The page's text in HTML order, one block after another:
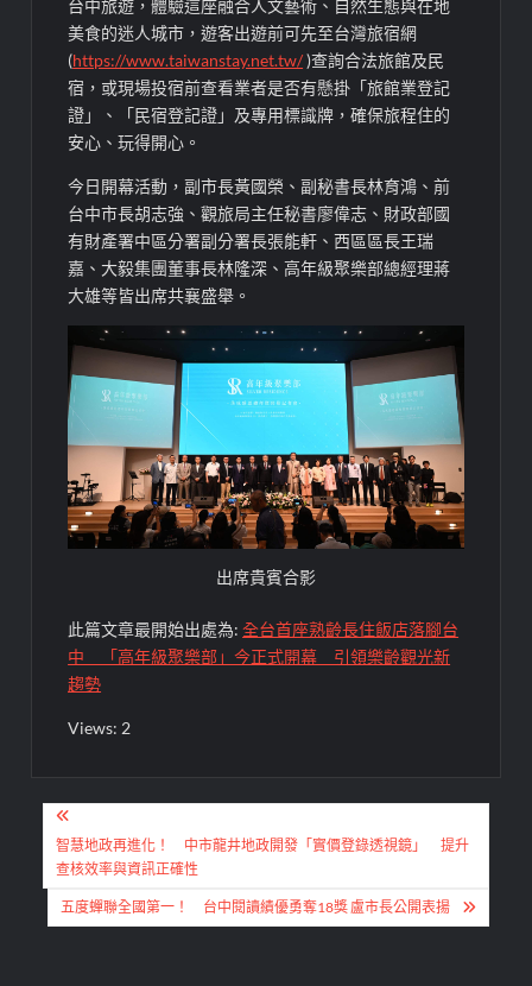
台中旅遊，體驗這座融合人文藝術、自然生態與在地
美食的迷人城市，遊客出遊前可先至台灣旅宿網
(https://www.taiwanstay.net.tw/)查詢合法旅館及民
宿，或現場投宿前查看業者是否有懸掛「旅館業登記
證」、「民宿登記證」及專用標識牌，確保旅程住的
安心、玩得開心。
今日開幕活動，副市長黃國榮、副秘書長林育鴻、前
台中市長胡志強、觀旅局主任秘書廖偉志、財政部國
有財產署中區分署副分署長張能軒、西區區長王瑞
嘉、大毅集團董事長林隆深、高年級聚樂部總經理蔣
大雄等皆出席共襄盛舉。
出席貴賓合影
此篇文章最開始出處為:全台首座熟齡長住飯店落腳台
中 「高年級聚樂部」今正式開幕 引領樂齡觀光新
趨勢
Views: 2
文
章
導
覽
智慧地政再進化！ 中市龍井地政開發「實價登錄透視鏡」 提升
查核效率與資訊正確性
五度蟬聯全國第一！ 台中閱讀績優勇奪18獎 盧市長公開表揚